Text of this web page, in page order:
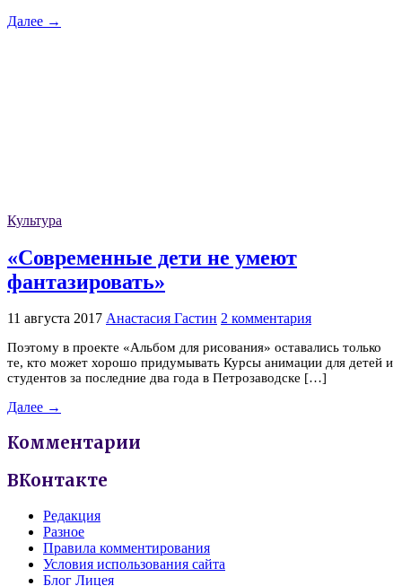
Далее →
Культура
«Современные дети не умеют
фантазировать»
11 августа 2017 Анастасия Гастин 2 комментария
Поэтому в проекте «Альбом для рисования» оставались только
те, кто может хорошо придумывать Курсы анимации для детей и
студентов за последние два года в Петрозаводске […]
Далее →
Комментарии
ВКонтакте
Редакция
Разное
Правила комментирования
Условия использования сайта
Блог Лицея